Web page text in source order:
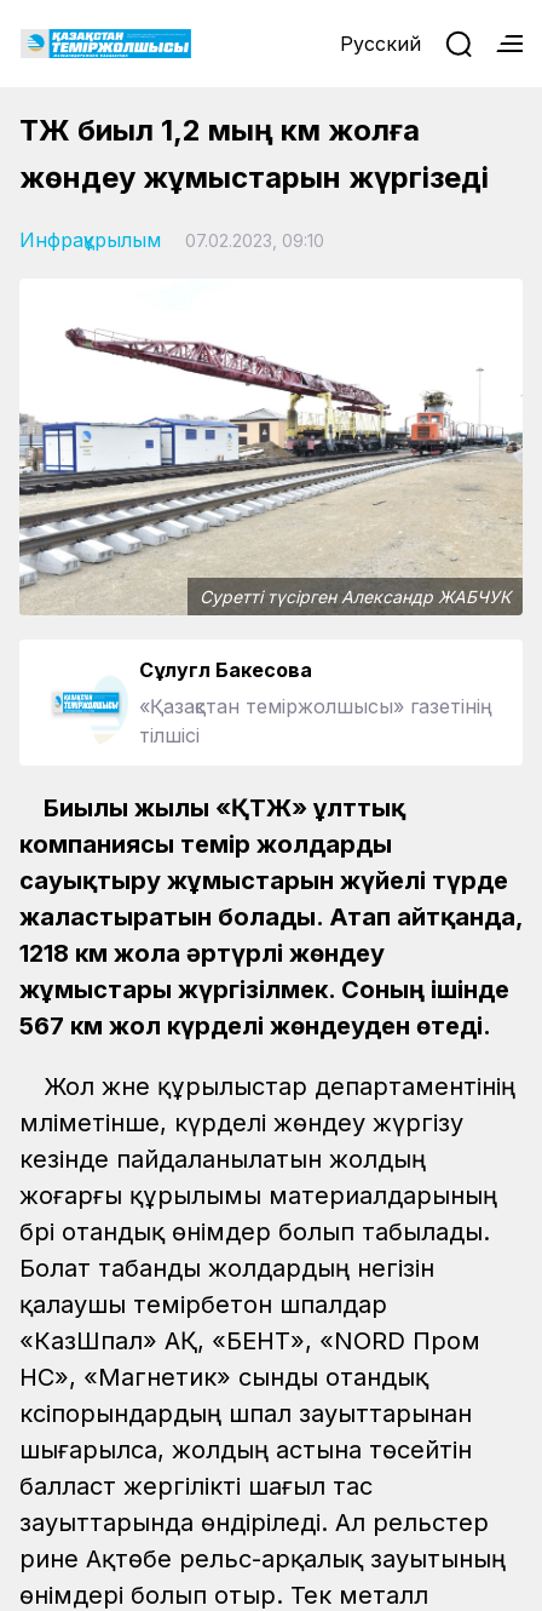
Русский
ҚТЖ биыл 1,2 мың км жолға
жөндеу жұмыстарын жүргізеді
Инфрақұрылым 07.02.2023, 09:10
Суретті түсірген Александр ЖАБЧУК
Сұлугүл Бакесова
«Қазақстан теміржолшысы» газетінің
тілшісі
Биылғы жылы «ҚТЖ» ұлттық
компаниясы темір жолдарды
сауықтыру жұмыстарын жүйелі түрде
жалғастыратын болады. Атап айтқанда,
1218 км жолға әртүрлі жөндеу
жұмыстары жүргізілмек. Соның ішінде
567 км жол күрделі жөндеуден өтеді.
Жол және құрылыстар департаментінің
мәліметінше, күрделі жөндеу жүргізу
кезінде пайдаланылатын жолдың
жоғарғы құрылымы материалдарының
бәрі отандық өнімдер болып табылады.
Болат табанды жолдардың негізін
қалаушы темірбетон шпалдар
«КазШпал» АҚ, «БЕНТ», «NORD Пром
НС», «Магнетик» сынды отандық
кәсіпорындардың шпал зауыттарынан
шығарылса, жолдың астына төсейтін
балласт жергілікті шағыл тас
зауыттарында өндіріледі. Ал рельстер
әрине Ақтөбе рельс-арқалық зауытының
өнімдері болып отыр. Тек металл